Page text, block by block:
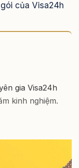
của Visa24h
gia Visa24h
kinh nghiệm.